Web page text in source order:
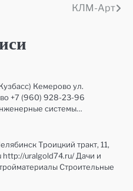
КЛМ-Арт
Кемерово ул.
+7 (960) 928-23-96
системы…
Троицкий тракт, 11,
http://uralgold74.ru/ Дачи и
Строительные